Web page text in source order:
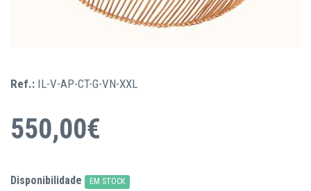
Ref.: IL-V-AP-CT-G-VN-XXL
550,00€
Disponibilidade EM STOCK